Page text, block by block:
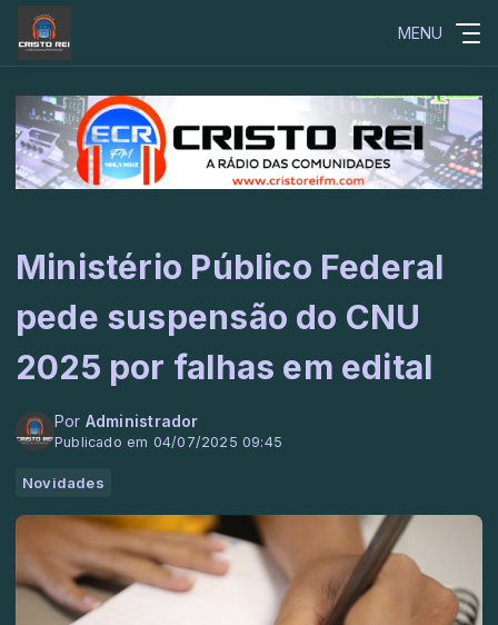
MENU
Ministério Público Federal
pede suspensão do CNU
2025 por falhas em edital
Por Administrador
Publicado em 04/07/2025 09:45
Novidades